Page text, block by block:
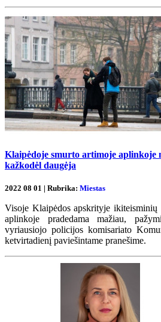
Klaipėdoje smurto artimoje aplinkoje
kažkodėl daugėja
2022 08 01 | Rubrika: Miestas
Visoje Klaipėdos apskrityje
aplinkoje pradedama mažiau,
vyriausiojo policijos komisariato
ketvirtadienį paviešintame pranešime.